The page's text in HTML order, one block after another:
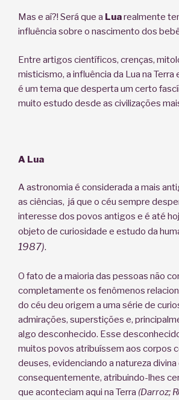
Mas e aí?! Será que a Luarealmente
influência sobre o nascimento dos
Entre artigos científicos, crenças,
misticismo, a influência da Lua na Terra
é um tema que desperta um certo
muito estudo desde as civilizações
A Lua
A astronomia é considerada a mais
as ciências, já que o céu sempre
interesse dos povos antigos e é até
objeto de curiosidade e estudo da
1987).
O fato de a maioria das pessoas não
completamente os fenômenos
do céu deu origem a uma série de
admirações, superstições e,
algo desconhecido. Esse
muitos povos atribuíssem aos corpos
deuses, evidenciando a natureza
consequentemente, atribuindo-lhes
que aconteciam aqui na Terra (Darroz;